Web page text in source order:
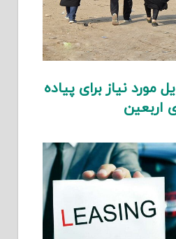
نیاز برای پیاده
اربعین